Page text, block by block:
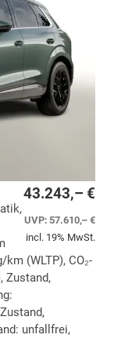
43.243,– €
UVP:57.610,– €
incl. 19% MwSt.
(WLTP), CO₂-
Zustand,
unfallfrei,